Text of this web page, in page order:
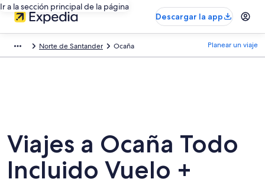
Ir a la sección principal de la página
Descargar la app
Norte de Santander Ocaña Planear un viaje
Viajes a Ocaña Todo
Incluido Vuelo +